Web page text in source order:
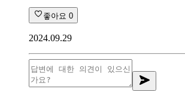
좋아요 0
2024.09.29